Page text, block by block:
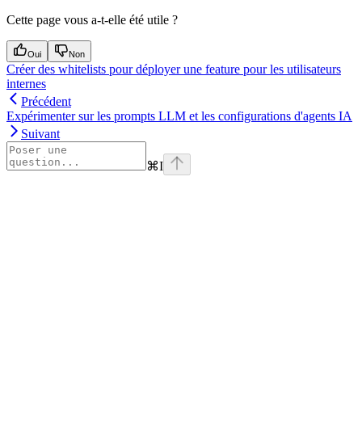
Cette page vous a-t-elle été utile ?
Oui Non
Créer des whitelists pour déployer une feature pour les utilisateurs
internes
Précédent
Expérimenter sur les prompts LLM et les configurations d'agents IA
Suivant
⌘I